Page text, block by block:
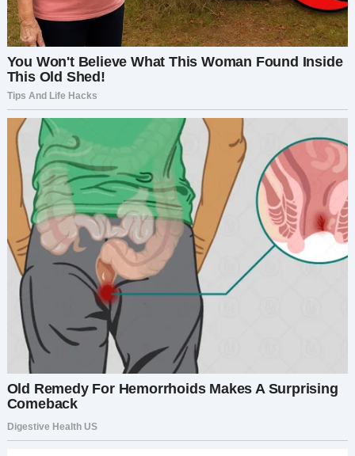
Движение вперед:
Восстановление доверия требует времени,
терпения и последовательных усилий со
установить четкие границы и ожидания, чтобы
предотвратить подобные проблемы в
будущем. Если обе стороны стремятся к
исцелению и росту, преодолеть эту проблему
вполне возможно.
Однако если обман нанес непоправимый
ущерб или одна из сторон не желает работать
над восстановлением доверия, возможно,
стоит подумать о прекращении отношений
ради благополучия обоих людей.
В конечном счете, при определении
оптимального пути развития событий
решающее значение имеют открытое
общение, взаимное уважение и
эмоциональная честность.